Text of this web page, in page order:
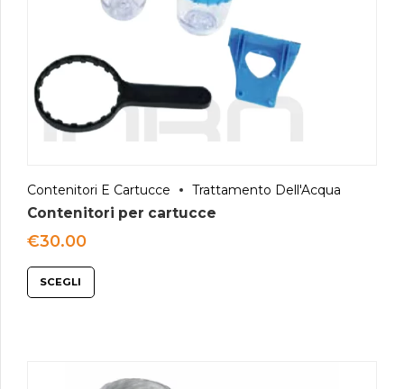
Contenitori E Cartucce Trattamento Dell'Acqua
Contenitori per cartucce
€30.00
SCEGLI